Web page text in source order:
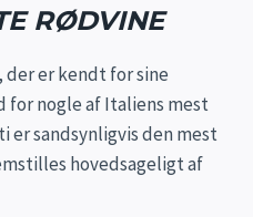
RØDVINE
der er kendt for sine
for nogle af Italiens mest
er sandsynligvis den mest
hovedsageligt af